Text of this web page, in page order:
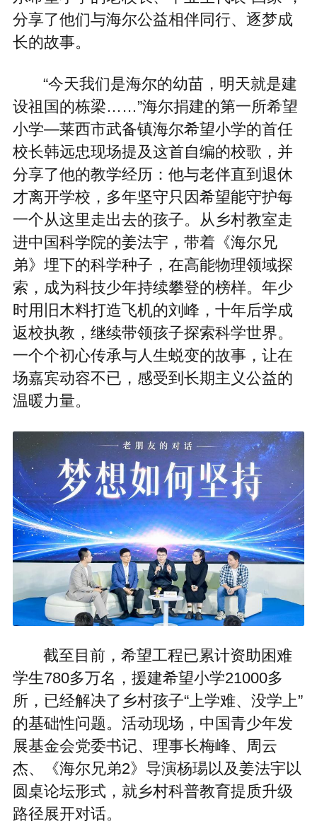
分享了他们与海尔公益相伴同行、逐梦成
长的故事。
“今天我们是海尔的幼苗，明天就是建
设祖国的栋梁……”海尔捐建的第一所希望
小学—莱西市武备镇海尔希望小学的首任
校长韩远忠现场提及这首自编的校歌，并
分享了他的教学经历：他与老伴直到退休
才离开学校，多年坚守只因希望能守护每
一个从这里走出去的孩子。从乡村教室走
进中国科学院的姜法宇，带着《海尔兄
弟》埋下的科学种子，在高能物理领域探
索，成为科技少年持续攀登的榜样。年少
时用旧木料打造飞机的刘峰，十年后学成
返校执教，继续带领孩子探索科学世界。
一个个初心传承与人生蜕变的故事，让在
场嘉宾动容不已，感受到长期主义公益的
温暖力量。
截至目前，希望工程已累计资助困难
学生780多万名，援建希望小学21000多
所，已经解决了乡村孩子“上学难、没学上”
的基础性问题。活动现场，中国青少年发
展基金会党委书记、理事长梅峰、周云
杰、《海尔兄弟2》导演杨瑒以及姜法宇以
圆桌论坛形式，就乡村科普教育提质升级
路径展开对话。